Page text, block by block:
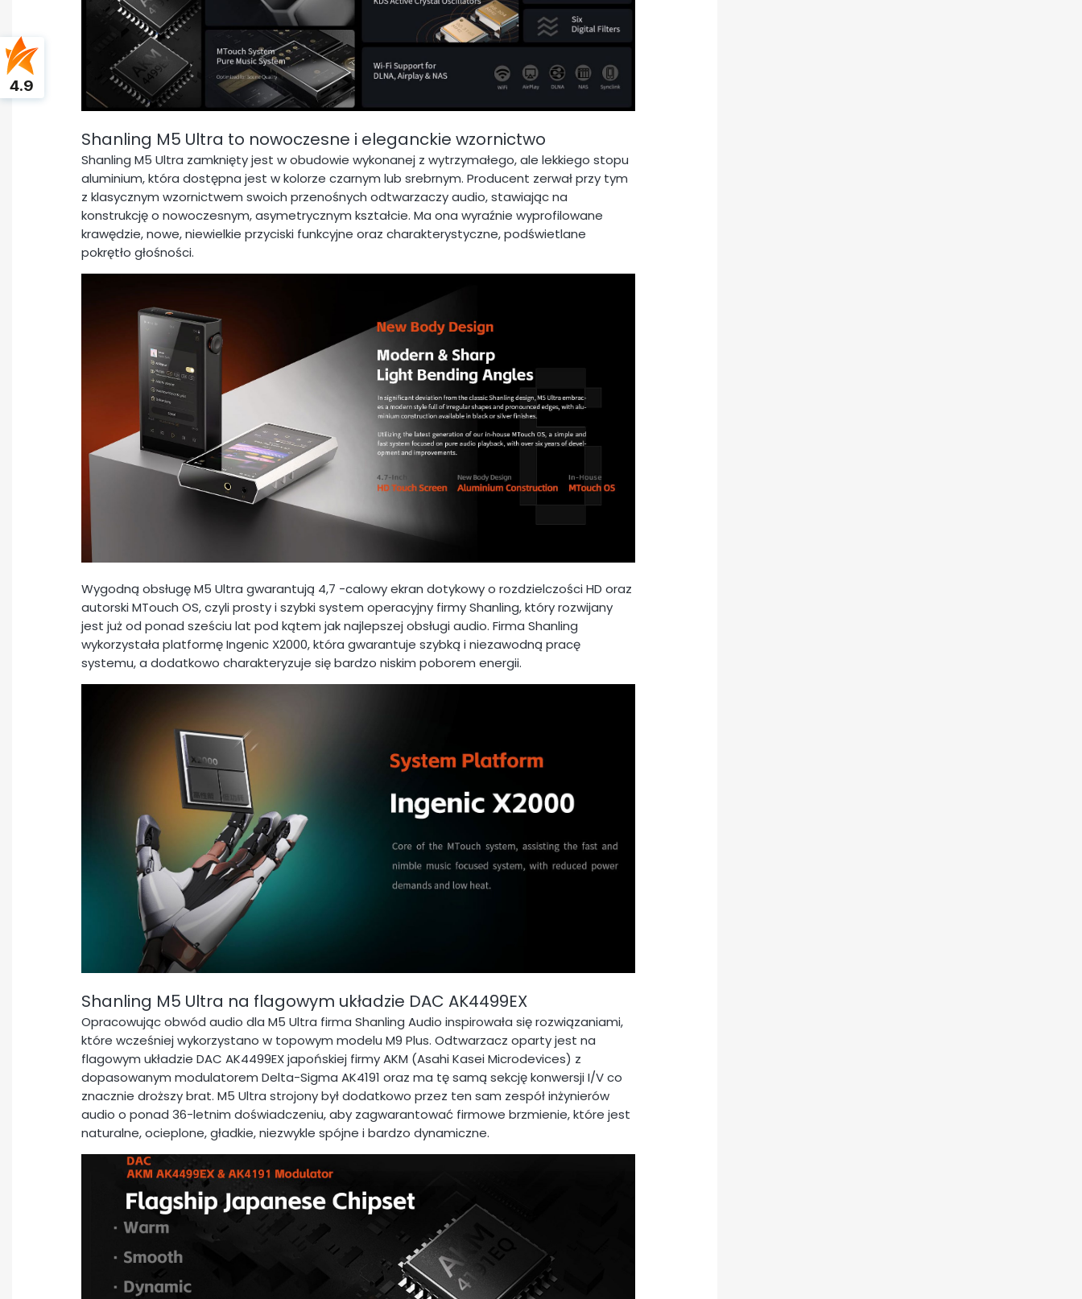
Shanling M5 Ultra to nowoczesne i eleganckie wzornictwo
Shanling M5 Ultra zamknięty jest w obudowie wykonanej z wytrzymałego, ale lekkiego stopu
aluminium, która dostępna jest w kolorze czarnym lub srebrnym. Producent zerwał przy tym
z klasycznym wzornictwem swoich przenośnych odtwarzaczy audio, stawiając na
konstrukcję o nowoczesnym, asymetrycznym kształcie. Ma ona wyraźnie wyprofilowane
krawędzie, nowe, niewielkie przyciski funkcyjne oraz charakterystyczne, podświetlane
pokrętło głośności.
Wygodną obsługę M5 Ultra gwarantują 4,7 -calowy ekran dotykowy o rozdzielczości HD oraz
autorski MTouch OS, czyli prosty i szybki system operacyjny firmy Shanling, który rozwijany
jest już od ponad sześciu lat pod kątem jak najlepszej obsługi audio. Firma Shanling
wykorzystała platformę Ingenic X2000, która gwarantuje szybką i niezawodną pracę
systemu, a dodatkowo charakteryzuje się bardzo niskim poborem energii.
Shanling M5 Ultra na flagowym układzie DAC AK4499EX
Opracowując obwód audio dla M5 Ultra firma Shanling Audio inspirowała się rozwiązaniami,
które wcześniej wykorzystano w topowym modelu M9 Plus. Odtwarzacz oparty jest na
flagowym układzie DAC AK4499EX japońskiej firmy AKM (Asahi Kasei Microdevices) z
dopasowanym modulatorem Delta-Sigma AK4191 oraz ma tę samą sekcję konwersji I/V co
znacznie droższy brat. M5 Ultra strojony był dodatkowo przez ten sam zespół inżynierów
audio o ponad 36-letnim doświadczeniu, aby zagwarantować firmowe brzmienie, które jest
naturalne, ocieplone, gładkie, niezwykle spójne i bardzo dynamiczne.
4.9